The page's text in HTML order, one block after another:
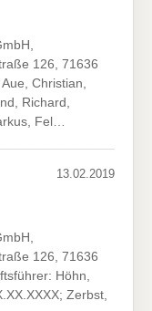
126, 71636
Christian,
Richard,
Fel…
13.02.2019
126, 71636
Höhn,
Zerbst,